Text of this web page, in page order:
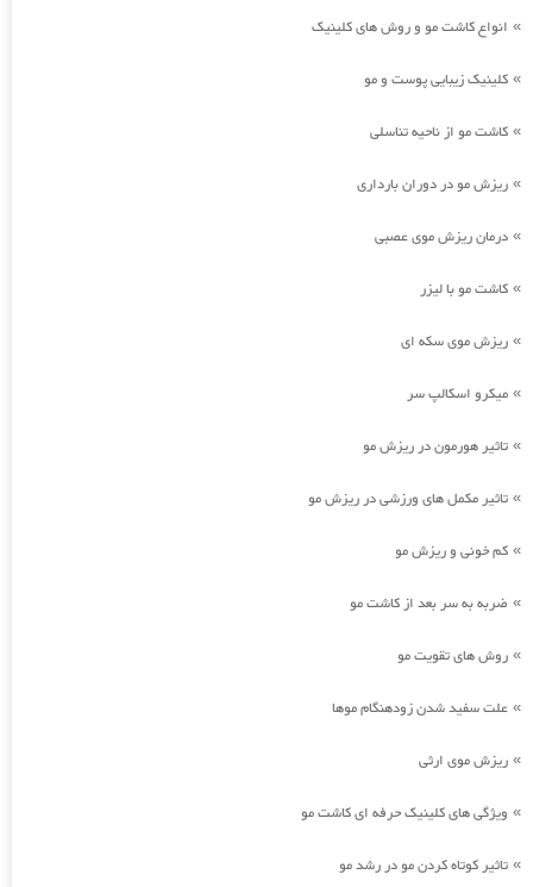
» انواع کاشت مو و روش های کلینیک
» کلینیک زیبایی پوست و مو
» کاشت مو از ناحیه تناسلی
» ریزش مو در دوران بارداری
» درمان ریزش موی عصبی
» کاشت مو با لیزر
» ریزش موی سکه ای
» میکرو اسکالپ سر
» تاثیر هورمون در ریزش مو
» تاثیر مکمل های ورزشی در ریزش مو
» کم خونی و ریزش مو
» ضربه به سر بعد از کاشت مو
» روش های تقویت مو
» علت سفید شدن زودهنگام موها
» ریزش موی ارثی
» ویژگی های کلینیک حرفه ای کاشت مو
» تاثیر کوتاه کردن مو در رشد مو